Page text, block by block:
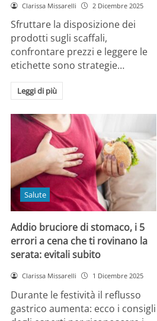
Clarissa Missarelli 2 Dicembre 2025
Sfruttare la disposizione dei
prodotti sugli scaffali,
confrontare prezzi e leggere le
etichette sono strategie…
Leggi di più
Salute
Addio bruciore di stomaco, i 5
errori a cena che ti rovinano la
serata: evitali subito
Clarissa Missarelli 1 Dicembre 2025
Durante le festività il reflusso
gastrico aumenta: ecco i consigli